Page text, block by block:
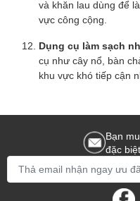
và khăn lau dùng để
vực công cộng.
Dụng cụ làm sạch
cụ như cây nổ, bàn
khu vực khó tiếp cận
Bạn
đặc